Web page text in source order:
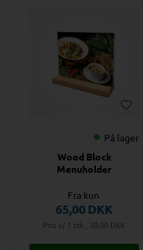
På lager
Wood Block
Menuholder
Fra kun
65,00DKK
Pris v/ 1 stk., 30,00 DKK